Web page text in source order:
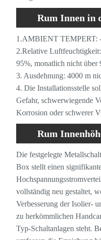
Rum Innen in
Hochspannung
1.AMBIENT TEMPERT: -
2.Relative
95%, monatlich nicht über
3. Ausdehnung: 4000 m
4. Die Installationsstelle
Gefahr, schwerwiegende
Korrosion oder schwerer
Rum
Gas isoliertes
Die festgelegte
Box stellt einen
vollständig neu gestaltet,
Verbesserung der Isolier-
zu herkömmlichen
Typ-Schaltanlagen steht.